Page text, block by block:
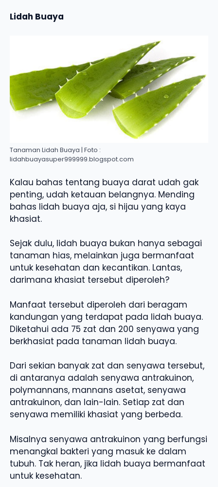
Lidah Buaya
Tanaman Lidah Buaya | Foto :
lidahbuayasuper999999.blogspot.com
Kalau bahas tentang buaya darat udah gak
penting, udah ketauan belangnya. Mending
bahas lidah buaya aja, si hijau yang kaya
khasiat.
Sejak dulu, lidah buaya bukan hanya sebagai
tanaman hias, melainkan juga bermanfaat
untuk kesehatan dan kecantikan. Lantas,
darimana khasiat tersebut diperoleh?
Manfaat tersebut diperoleh dari beragam
kandungan yang terdapat pada lidah buaya.
Diketahui ada 75 zat dan 200 senyawa yang
berkhasiat pada tanaman lidah buaya.
Dari sekian banyak zat dan senyawa tersebut,
di antaranya adalah senyawa antrakuinon,
polymannans, mannans asetat, senyawa
antrakuinon, dan lain-lain. Setiap zat dan
senyawa memiliki khasiat yang berbeda.
Misalnya senyawa antrakuinon yang berfungsi
menangkal bakteri yang masuk ke dalam
tubuh. Tak heran, jika lidah buaya bermanfaat
untuk kesehatan.